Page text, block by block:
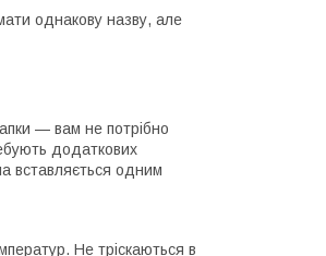
однакову назву, але
— вам не потрібно
додаткових
вставляється одним
Не тріскаються в